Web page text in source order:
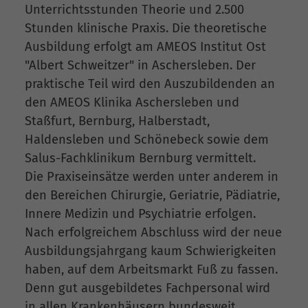
Unterrichtsstunden Theorie und 2.500
Stunden klinische Praxis. Die theoretische
Ausbildung erfolgt am AMEOS Institut Ost
"Albert Schweitzer" in Aschersleben. Der
praktische Teil wird den Auszubildenden an
den AMEOS Klinika Aschersleben und
Staßfurt, Bernburg, Halberstadt,
Haldensleben und Schönebeck sowie dem
Salus-Fachklinikum Bernburg vermittelt.
Die Praxiseinsätze werden unter anderem in
den Bereichen Chirurgie, Geriatrie, Pädiatrie,
Innere Medizin und Psychiatrie erfolgen.
Nach erfolgreichem Abschluss wird der neue
Ausbildungsjahrgang kaum Schwierigkeiten
haben, auf dem Arbeitsmarkt Fuß zu fassen.
Denn gut ausgebildetes Fachpersonal wird